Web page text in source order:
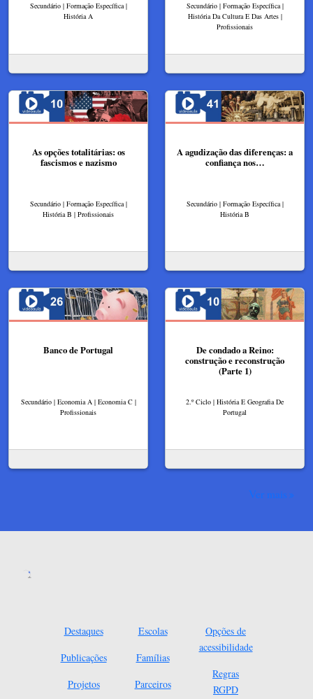
Secundário | Formação Específica |
História A
Secundário | Formação Específica |
História Da Cultura E Das Artes |
Profissionais
As opções totalitárias: os
fascismos e nazismo
Secundário | Formação Específica |
História B | Profissionais
A agudização das diferenças: a
confiança nos…
Secundário | Formação Específica |
História B
Banco de Portugal
Secundário | Economia A | Economia C |
Profissionais
De condado a Reino:
construção e reconstrução
(Parte 1)
2.º Ciclo | História E Geografia De
Portugal
Ver mais
Destaques
Publicações
Projetos
Escolas
Famílias
Parceiros
Opções de
acessibilidade
Regras
RGPD